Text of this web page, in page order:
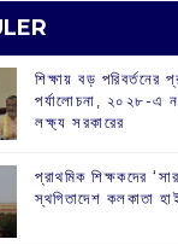
শিক্ষায় বড়
পর্যালোচনা, ২০২৮-এ
লক্ষ্য সরকারের
প্রাথমিক শিক্ষকদের
স্থগিতাদেশ কলকাতা